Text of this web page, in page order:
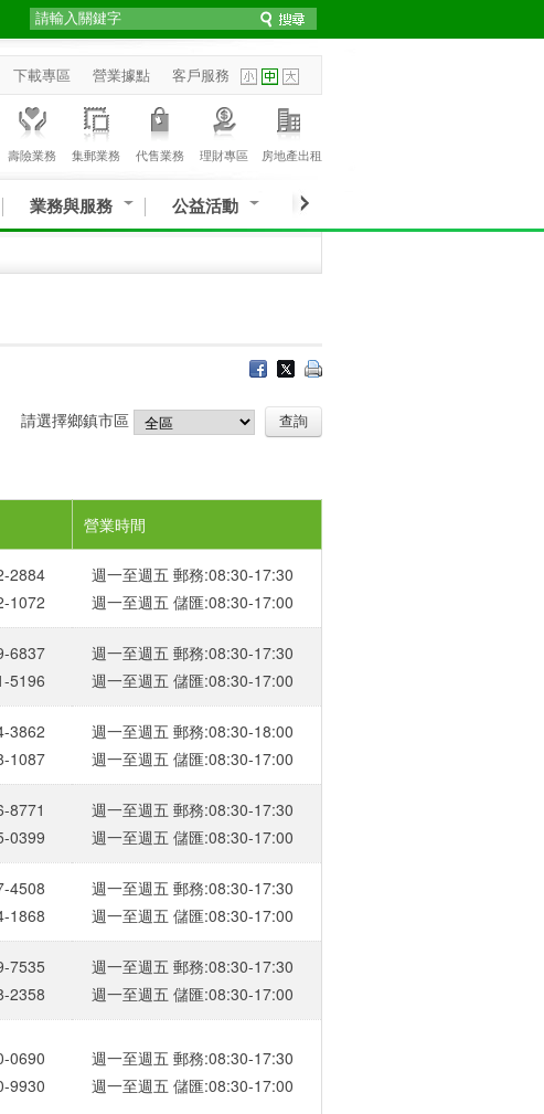
下載專區 營業據點 客戶服務
壽險業務 集郵業務 代售業務 理財專區 房地產出租
業務與服務 公益活動
請選擇鄉鎮市區
營業時間
2884
1072
週一至週五 郵務:08:30-17:30
週一至週五 儲匯:08:30-17:00
6837
5196
週一至週五 郵務:08:30-17:30
週一至週五 儲匯:08:30-17:00
3862
1087
週一至週五 郵務:08:30-18:00
週一至週五 儲匯:08:30-17:00
8771
0399
週一至週五 郵務:08:30-17:30
週一至週五 儲匯:08:30-17:00
4508
1868
週一至週五 郵務:08:30-17:30
週一至週五 儲匯:08:30-17:00
7535
2358
週一至週五 郵務:08:30-17:30
週一至週五 儲匯:08:30-17:00
0690
9930
週一至週五 郵務:08:30-17:30
週一至週五 儲匯:08:30-17:00